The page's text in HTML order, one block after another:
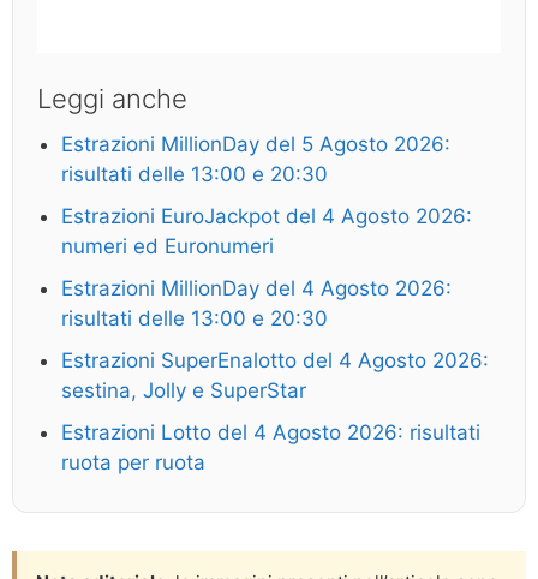
Leggi anche
Estrazioni MillionDay del 5 Agosto 2026:
risultati delle 13:00 e 20:30
Estrazioni EuroJackpot del 4 Agosto 2026:
numeri ed Euronumeri
Estrazioni MillionDay del 4 Agosto 2026:
risultati delle 13:00 e 20:30
Estrazioni SuperEnalotto del 4 Agosto 2026:
sestina, Jolly e SuperStar
Estrazioni Lotto del 4 Agosto 2026: risultati
ruota per ruota